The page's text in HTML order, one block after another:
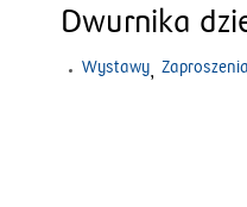
Dwurnika
Wystawy, Zaproszenia